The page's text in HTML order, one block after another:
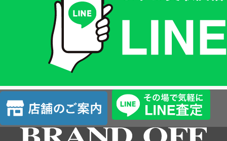
査
定
店
舗
の